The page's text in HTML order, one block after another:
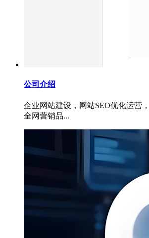
公司介绍
企业网站建设，网站SEO优化运营
全网营销品...